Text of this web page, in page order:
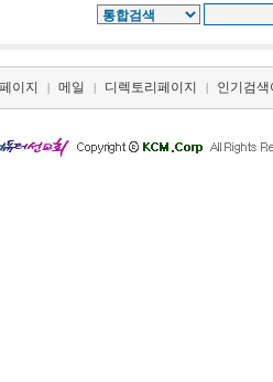
이지 | 메일 | 디렉토리페이지 | 인기검색